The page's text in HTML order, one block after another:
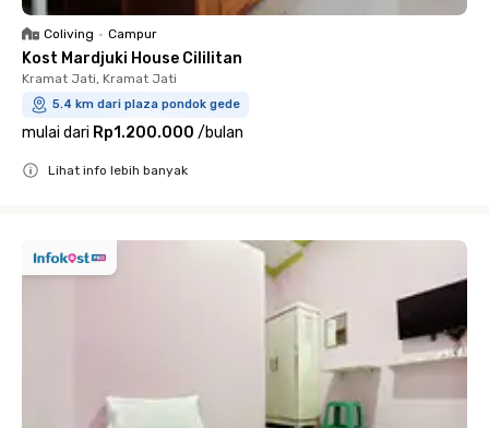
Coliving • Campur
Kost Mardjuki House Cililitan
Kramat Jati, Kramat Jati
5.4 km dari plaza pondok gede
mulai dari Rp1.200.000 /bulan
Lihat info lebih banyak